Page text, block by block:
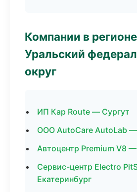
Компании в
Уральский
округ
ИП Кар Route — Сургут
ООО AutoCare AutoLab
Автоцентр Premium V8
Сервис-центр Electro
Екатеринбург